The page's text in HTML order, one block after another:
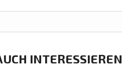
INTERESSIEREN